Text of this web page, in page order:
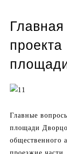
проекта
Главные
площади
общественного